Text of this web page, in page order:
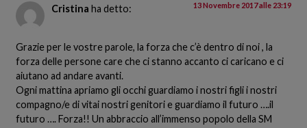
Cristina ha detto: 13 Novembre 2017 alle 23:19
Grazie per le vostre parole, la forza che c’è dentro di noi , la
forza delle persone care che ci stanno accanto ci caricano e ci
aiutano ad andare avanti.
Ogni mattina apriamo gli occhi guardiamo i nostri figli i nostri
compagno/e di vitai nostri genitori e guardiamo il futuro ….il
futuro …. Forza!! Un abbraccio all’immenso popolo della SM